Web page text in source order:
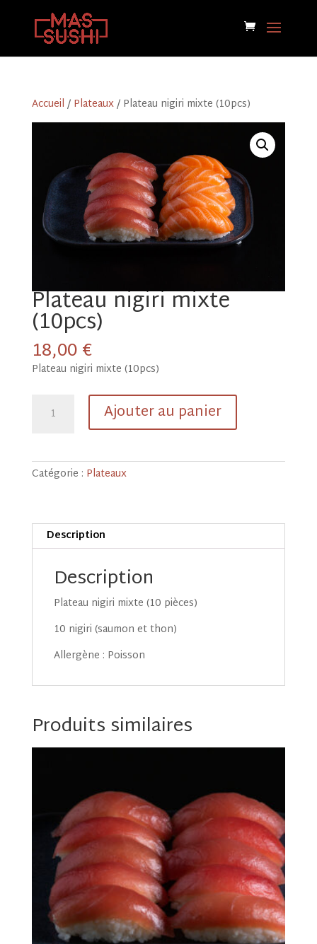
Accueil / Plateaux/ Plateau nigiri mixte (10pcs)
Plateau nigiri mixte
(10pcs)
18,00€
Plateau nigiri mixte (10pcs)
mixte
(10pcs)
Ajouter au panier
Catégorie : Plateaux
Description
Description
Plateau nigiri mixte (10 pièces)
10 nigiri (saumon et thon)
Allergène : Poisson
Produits similaires